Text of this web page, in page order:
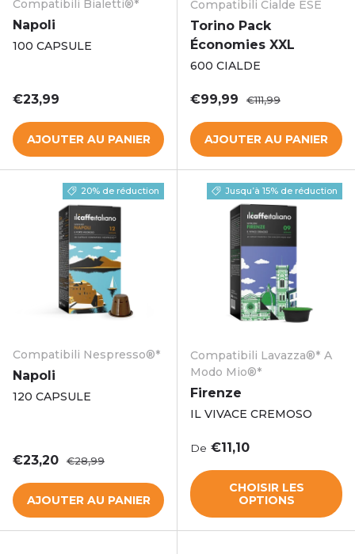
Compatibili Bialetti®*
Napoli
100 CAPSULE
Prix habituel
€23,99
AJOUTER AU PANIER
Compatibili Cialde ESE
Torino Pack
Économies XXL
600 CIALDE
Prix soldé
€99,99 Prix habituel
€111,99
AJOUTER AU PANIER
20% de réduction
Compatibili Nespresso®*
Napoli
120 CAPSULE
Prix soldé
€23,20 Prix habituel
€28,99
AJOUTER AU PANIER
Jusqu’à 15% de réduction
Compatibili Lavazza®* A
Modo Mio®*
Firenze
IL VIVACE CREMOSO
Prix habituel
De €11,10
CHOISIR LES
OPTIONS